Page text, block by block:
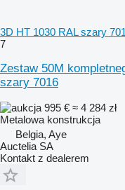
3D HT 1030 RAL szary
7
Zestaw 50M
szary 7016
995 € ≈ 4 284 zł
Metalowa konstrukcja
Belgia, Aye
Auctelia SA
Kontakt z dealerem